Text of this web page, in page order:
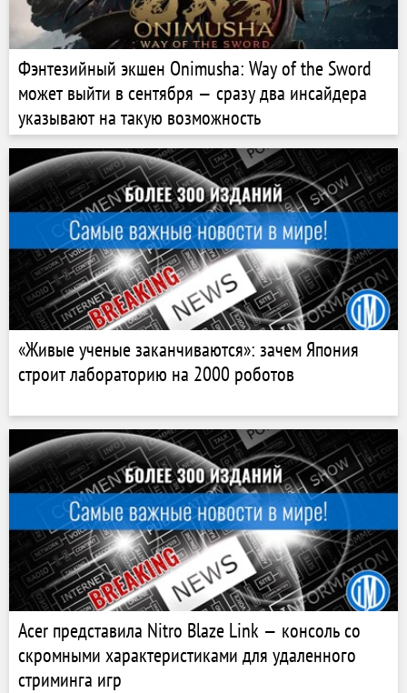
Фэнтезийный экшен Onimusha: Way of the Sword
может выйти в сентября — сразу два инсайдера
указывают на такую возможность
«Живые ученые заканчиваются»: зачем Япония
строит лабораторию на 2000 роботов
Acer представила Nitro Blaze Link — консоль со
скромными характеристиками для удаленного
стриминга игр